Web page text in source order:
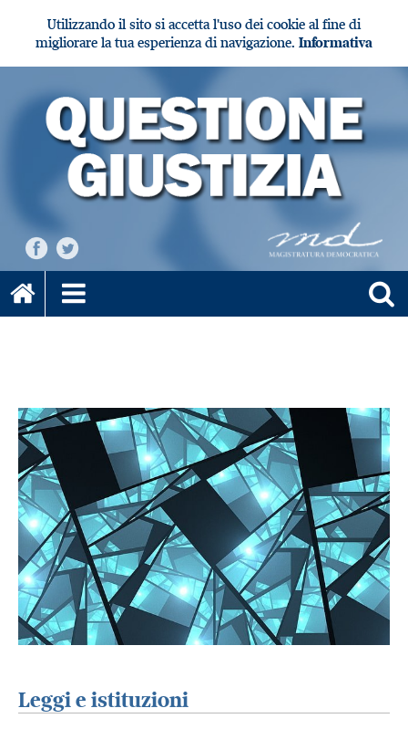
Utilizzando il sito si accetta l'uso dei cookie al fine di
migliorare la tua esperienza di navigazione. Informativa
Leggi e istituzioni